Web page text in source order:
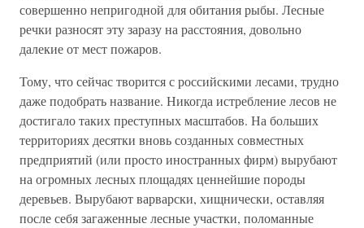
совершенно непригодной для обитания рыбы. Лесные
речки разносят эту заразу на расстояния, довольно
далекие от мест пожаров.
Тому, что сейчас творится с российскими лесами, трудно
даже подобрать название. Никогда истребление лесов не
достигало таких преступных масштабов. На больших
территориях десятки вновь созданных совместных
предприятий (или просто иностранных фирм) вырубают
на огромных лесных площадях ценнейшие породы
деревьев. Вырубают варварски, хищнически, оставляя
после себя загаженные лесные участки, поломанные